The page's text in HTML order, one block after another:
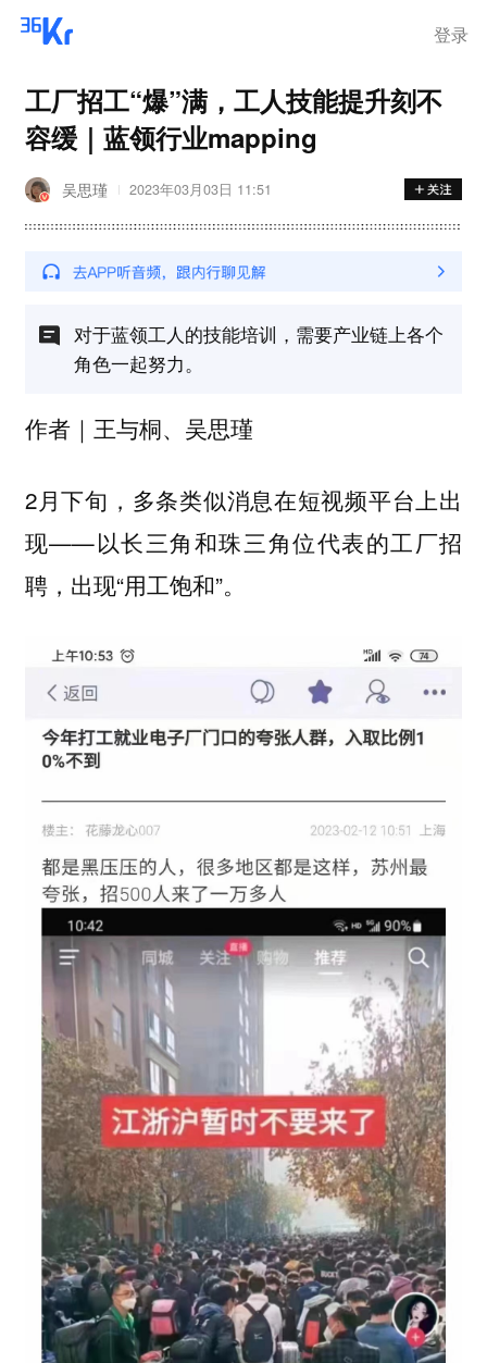
登录
工厂招工“爆”满，工人技能提升刻不
容缓｜蓝领行业mapping
吴思瑾 2023年03月03日 11:51
对于蓝领工人的技能培训，需要产业链上各个
角色一起努力。
作者｜王与桐、吴思瑾
2月下旬，多条类似消息在短视频平台上出
现——以长三角和珠三角位代表的工厂招
聘，出现“用工饱和”。